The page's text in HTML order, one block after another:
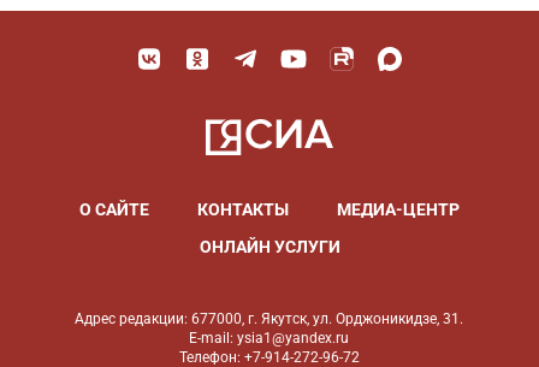
О САЙТЕ КОНТАКТЫ
МЕДИА-ЦЕНТР
ОНЛАЙН УСЛУГИ
Адрес редакции: 677000, г. Якутск, ул. Орджоникидзе, 31.
E-mail: ysia1@yandex.ru
Телефон: +7-914-272-96-72